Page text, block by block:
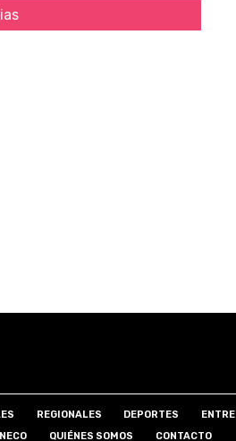
REGIONALES DEPORTES
QUIÉNES SOMOS CONTACTO